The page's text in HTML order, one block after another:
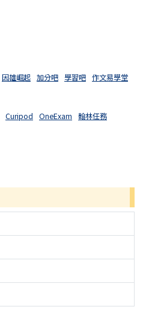
因雄崛起 加分吧 學習吧 作文易學堂
Curipod OneExam 翰林任務